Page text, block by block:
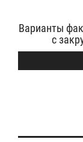
Варианты
с